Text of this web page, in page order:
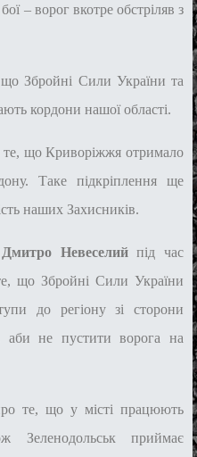
– ворог вкотре обстріляв з
Збройні Сили України та
кордони нашої області.
що Криворіжжя отримало
Таке підкріплення ще
наших Захисників.
Дмитро Невеселийпід час
що Збройні Сили України
до регіону зі сторони
аби не пустити ворога на
те, що у місті працюють
Зеленодольськ приймає